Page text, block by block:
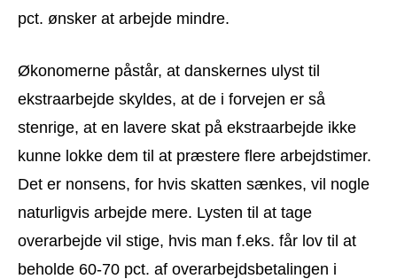
pct. ønsker at arbejde mindre.
Økonomerne påstår, at danskernes ulyst til
ekstraarbejde skyldes, at de i forvejen er så
stenrige, at en lavere skat på ekstraarbejde ikke
kunne lokke dem til at præstere flere arbejdstimer.
Det er nonsens, for hvis skatten sænkes, vil nogle
naturligvis arbejde mere. Lysten til at tage
overarbejde vil stige, hvis man f.eks. får lov til at
beholde 60-70 pct. af overarbejdsbetalingen i